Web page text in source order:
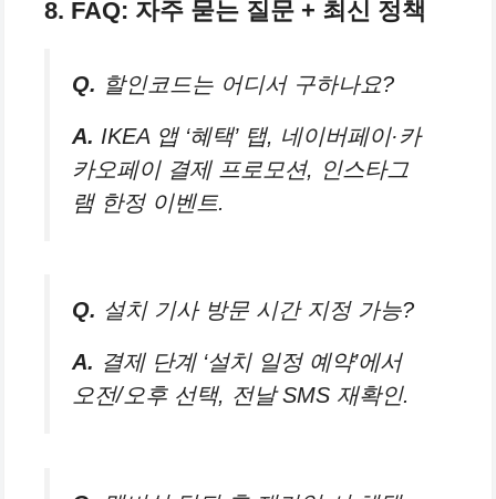
8. FAQ: 자주 묻는 질문 + 최신 정책
Q. 할인코드는 어디서 구하나요?
A. IKEA 앱 ‘혜택’ 탭, 네이버페이·카
카오페이 결제 프로모션, 인스타그
램 한정 이벤트.
Q. 설치 기사 방문 시간 지정 가능?
A. 결제 단계 ‘설치 일정 예약’에서
오전/오후 선택, 전날 SMS 재확인.